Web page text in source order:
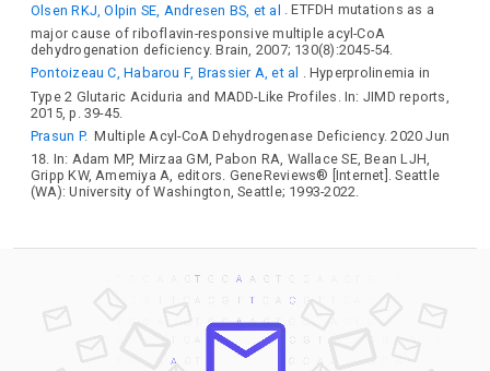
Olsen RKJ, Olpin SE, Andresen BS, et al . ETFDH mutations as a
major cause of riboflavin-responsive multiple acyl-CoA
dehydrogenation deficiency. Brain, 2007; 130(8):2045-54.
Pontoizeau C, Habarou F, Brassier A, et al . Hyperprolinemia in
Type 2 Glutaric Aciduria and MADD-Like Profiles. In: JIMD reports,
2015, p. 39-45.
Prasun P. Multiple Acyl-CoA Dehydrogenase Deficiency. 2020 Jun
18. In: Adam MP, Mirzaa GM, Pabon RA, Wallace SE, Bean LJH,
Gripp KW, Amemiya A, editors. GeneReviews® [Internet]. Seattle
(WA): University of Washington, Seattle; 1993-2022.